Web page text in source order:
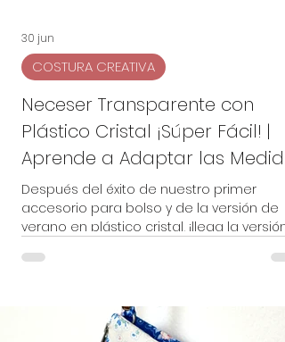
Neceser Transparente con
Plástico Cristal ¡Súper Fácil! |
Aprende a Adaptar las
Después del éxito de nuestro primer
accesorio para bolso y de la versión de
verano en plástico cristal, ¡llega la versión
a paso, cómo confeccionar este práctico
cosméticos o cualquier imprescindible
COSTURA CREATIVA
30 jun